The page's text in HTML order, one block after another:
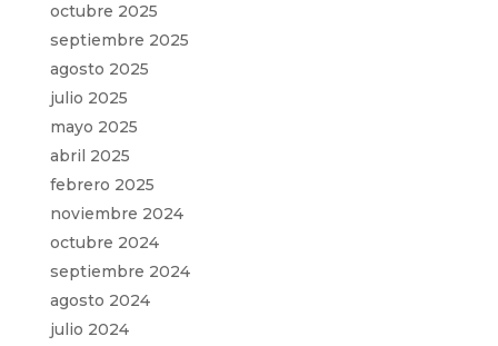
octubre 2025
septiembre 2025
agosto 2025
julio 2025
mayo 2025
abril 2025
febrero 2025
noviembre 2024
octubre 2024
septiembre 2024
agosto 2024
julio 2024